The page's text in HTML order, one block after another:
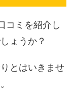
コミを紹介し
ょうか？
とはいきませ